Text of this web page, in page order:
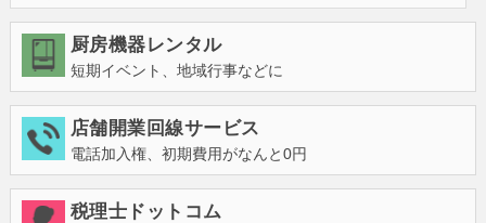
厨房機器レンタル
短期イベント、地域行事などに
店舗開業回線サービス
電話加入権、初期費用がなんと0円
税理士ドットコム